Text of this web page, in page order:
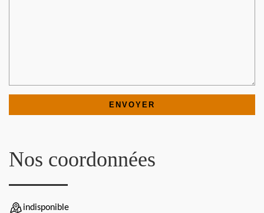
Nos coordonnées
indisponible